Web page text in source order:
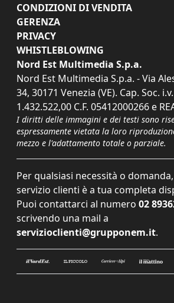
CONDIZIONI DI VENDITA
GERENZA
PRIVACY
WHISTLEBLOWING
Nord Est Multimedia S.p.a.
Nord Est Multimedia S.p.a. - Via
34, 30171 Venezia (VE). Cap. Soc.
1.432.522,00 C.F. 05412000266 e
I diritti delle immagini e dei testi sono
espressamente vietata la loro
mezzo e l'adattamento totale o parziale.
Per qualsiasi necessità o
servizio clienti è a tua completa
Puoi contattarci al numero 02
scrivendo una mail a
servizioclienti@grupponem.it.